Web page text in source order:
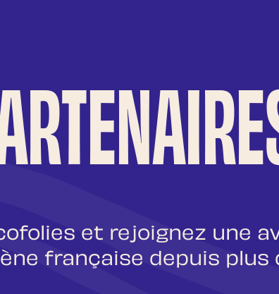
et rejoignez une
française depuis plus